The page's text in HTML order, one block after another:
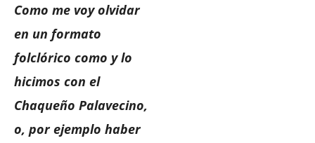
Como me voy olvidar
en un formato
folclórico como y lo
hicimos con el
Chaqueño Palavecino,
o, por ejemplo haber